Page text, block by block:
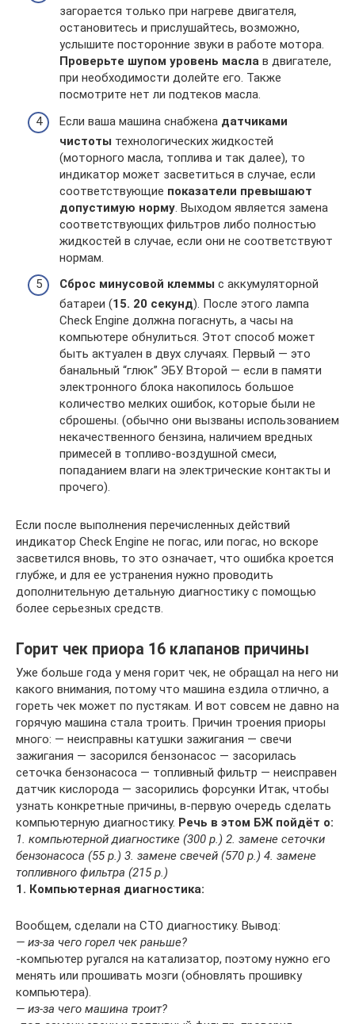
загорается только при нагреве двигателя,
остановитесь и прислушайтесь, возможно,
услышите посторонние звуки в работе мотора.
Проверьте шупом уровень масла в двигателе,
при необходимости долейте его. Также
посмотрите нет ли подтеков масла.
Если ваша машина снабжена датчиками
чистоты технологических жидкостей
(моторного масла, топлива и так далее), то
индикатор может засветиться в случае, если
соответствующие показатели превышают
допустимую норму. Выходом является замена
соответствующих фильтров либо полностью
жидкостей в случае, если они не соответствуют
нормам.
Сброс минусовой клеммы с аккумуляторной
батареи (15. 20 секунд). После этого лампа
Check Engine должна погаснуть, а часы на
компьютере обнулиться. Этот способ может
быть актуален в двух случаях. Первый — это
банальный “глюк” ЭБУ. Второй — если в памяти
электронного блока накопилось большое
количество мелких ошибок, которые были не
сброшены. (обычно они вызваны использованием
некачественного бензина, наличием вредных
примесей в топливо-воздушной смеси,
попаданием влаги на электрические контакты и
прочего).
Если после выполнения перечисленных действий
индикатор Check Engine не погас, или погас, но вскоре
засветился вновь, то это означает, что ошибка кроется
глубже, и для ее устранения нужно проводить
дополнительную детальную диагностику с помощью
более серьезных средств.
Горит чек приора 16 клапанов причины
Уже больше года у меня горит чек, не обращал на него ни
какого внимания, потому что машина ездила отлично, а
гореть чек может по пустякам. И вот совсем не давно на
горячую машина стала троить. Причин троения приоры
много: — неисправны катушки зажигания — свечи
зажигания — засорился бензонасос — засорилась
сеточка бензонасоса — топливный фильтр — неисправен
датчик кислорода — засорились форсунки Итак, чтобы
узнать конкретные причины, в-первую очередь сделать
компьютерную диагностику. Речь в этом БЖ пойдёт о:
1. компьютерной диагностике (300 р.) 2. замене сеточки
бензонасоса (55 р.) 3. замене свечей (570 р.) 4. замене
топливного фильтра (215 р.)
1. Компьютерная диагностика:
Вообщем, сделали на СТО диагностику. Вывод:
— из-за чего горел чек раньше?
-компьютер ругался на катализатор, поэтому нужно его
менять или прошивать мозги (обновлять прошивку
компьютера).
— из-за чего машина троит?